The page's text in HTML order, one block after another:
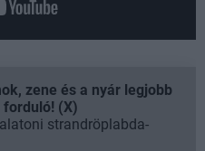
zene és a nyár legjobb
(X)
strandröplabda-